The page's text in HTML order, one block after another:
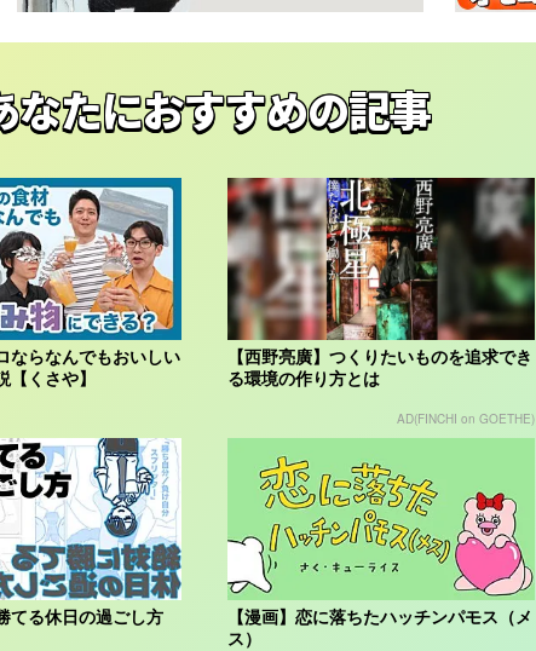
なたにおすすめの記事
ならなんでもおいしい
くさや】
【西野亮廣】つくりたいものを追求でき
る環境の作り方とは
AD(FINCHI on GOETHE)
てる休日の過ごし方
【漫画】恋に落ちたハッチンパモス（メ
ス）